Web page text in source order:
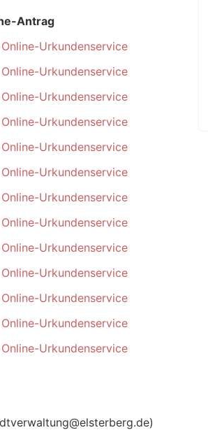
Antrag
Urkundenservice
Urkundenservice
Urkundenservice
Urkundenservice
Urkundenservice
Urkundenservice
Urkundenservice
Urkundenservice
Urkundenservice
Urkundenservice
Urkundenservice
Urkundenservice
Urkundenservice
)